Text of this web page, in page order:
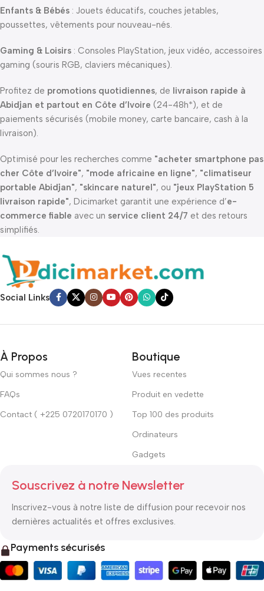
Enfants & Bébés : Jouets éducatifs, couches jetables,
poussettes, vêtements pour nouveau-nés.
Gaming & Loisirs : Consoles PlayStation, jeux vidéo, accessoires
gaming (souris RGB, claviers mécaniques).
Profitez de promotions quotidiennes, de livraison rapide à
Abidjan et partout en Côte d’Ivoire (24-48h*), et de
paiements sécurisés (mobile money, carte bancaire, cash à la
livraison).
Optimisé pour les recherches comme "acheter smartphone pas
cher Côte d’Ivoire", "mode africaine en ligne", "climatiseur
portable Abidjan", "skincare naturel", ou "jeux PlayStation 5
livraison rapide", Dicimarket garantit une expérience d’e-
commerce fiable avec un service client 24/7 et des retours
simplifiés.
Social Links
À Propos
Qui sommes nous ?
FAQs
Contact ( +225 0720170170 )
Boutique
Vues recentes
Produit en vedette
Top 100 des produits
Ordinateurs
Gadgets
Souscrivez à notre Newsletter
Inscrivez-vous à notre liste de diffusion pour recevoir nos
dernières actualités et offres exclusives.
Payments sécurisés